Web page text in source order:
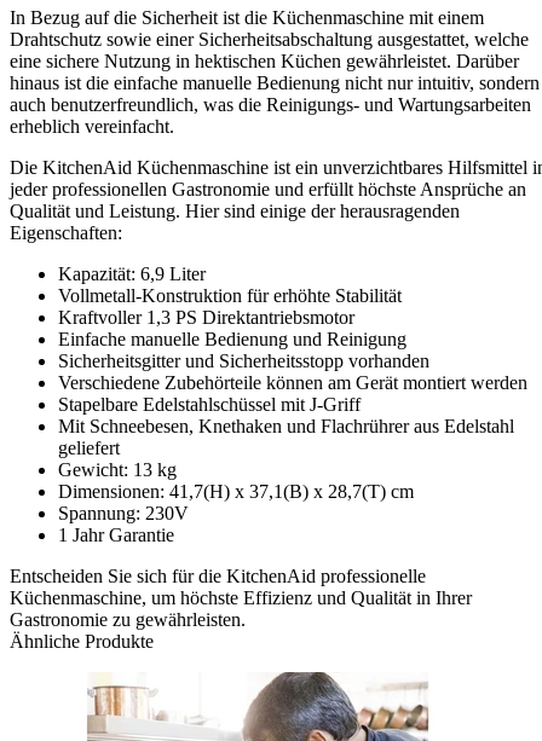
In Bezug auf die Sicherheit ist die Küchenmaschine mit einem
Drahtschutz sowie einer Sicherheitsabschaltung ausgestattet, welche
eine sichere Nutzung in hektischen Küchen gewährleistet. Darüber
hinaus ist die einfache manuelle Bedienung nicht nur intuitiv, sondern
auch benutzerfreundlich, was die Reinigungs- und Wartungsarbeiten
erheblich vereinfacht.
Die KitchenAid Küchenmaschine ist ein unverzichtbares Hilfsmittel
jeder professionellen Gastronomie und erfüllt höchste Ansprüche an
Qualität und Leistung. Hier sind einige der herausragenden
Eigenschaften:
Kapazität: 6,9 Liter
Vollmetall-Konstruktion für erhöhte Stabilität
Kraftvoller 1,3 PS Direktantriebsmotor
Einfache manuelle Bedienung und Reinigung
Sicherheitsgitter und Sicherheitsstopp vorhanden
Verschiedene Zubehörteile können am Gerät montiert werden
Stapelbare Edelstahlschüssel mit J-Griff
Mit Schneebesen, Knethaken und Flachrührer aus Edelstahl
geliefert
Gewicht: 13 kg
Dimensionen: 41,7(H) x 37,1(B) x 28,7(T) cm
Spannung: 230V
1 Jahr Garantie
Entscheiden Sie sich für die KitchenAid professionelle
Küchenmaschine, um höchste Effizienz und Qualität in Ihrer
Gastronomie zu gewährleisten.
Ähnliche Produkte